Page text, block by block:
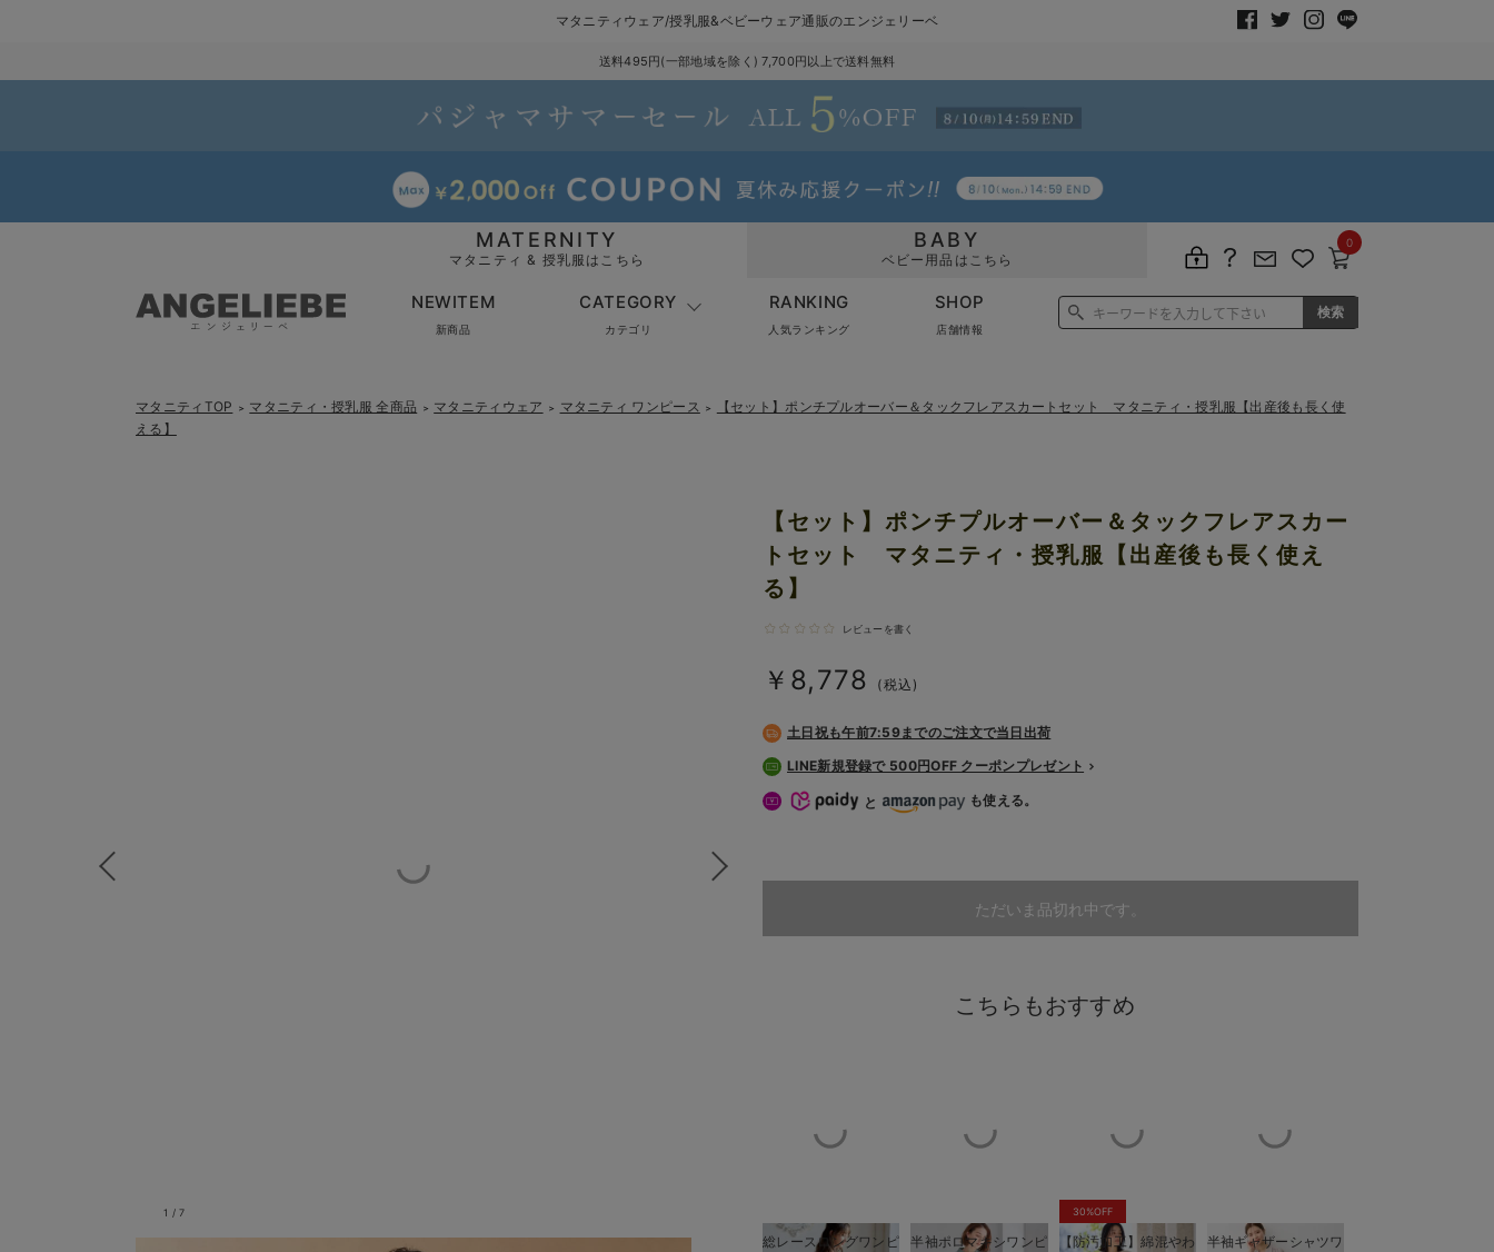
マタニティウェア/授乳服&ベビーウェア通販のエンジェリーベ
送料495円(一部地域を除く) 7,700円以上で送料無料
MATERNITY
マタニティ & 授乳服はこちら
BABY
ベビー用品はこちら
0
NEWITEM
新商品
CATEGORY
カテゴリ
RANKING
人気ランキング
SHOP
店舗情報
マタニティTOP ＞ マタニティ・授乳服 全商品 ＞ マタニティウェア ＞ マタニティ ワンピース ＞
【セット】ポンチプルオーバー＆タックフレアスカートセット マタニティ・授乳服【出産後も長く使
える】
1 /7
【セット】ポンチプルオーバー＆タックフレアスカー
トセット マタニティ・授乳服【出産後も長く使え
る】
レビューを書く
￥8,778 (税込)
土日祝も午前7:59までのご注文で当日出荷
LINE新規登録で 500円OFF クーポンプレゼント
と も使える。
ただいま品切れ中です。
こちらもおすすめ
総レースロングワンピ
半袖ポロマキシワンピ
30%OFF
【防汚加工】綿混やわ
半袖ギャザーシャツワ